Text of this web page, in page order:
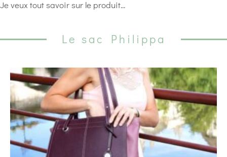
Je veux tout savoir sur le produit...
Le sac Philippa